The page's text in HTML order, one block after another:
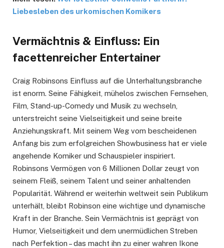
Liebesleben des urkomischen Komikers
Vermächtnis & Einfluss: Ein
facettenreicher Entertainer
Craig Robinsons Einfluss auf die Unterhaltungsbranche
ist enorm. Seine Fähigkeit, mühelos zwischen Fernsehen,
Film, Stand-up-Comedy und Musik zu wechseln,
unterstreicht seine Vielseitigkeit und seine breite
Anziehungskraft. Mit seinem Weg vom bescheidenen
Anfang bis zum erfolgreichen Showbusiness hat er viele
angehende Komiker und Schauspieler inspiriert.
Robinsons Vermögen von 6 Millionen Dollar zeugt von
seinem Fleiß, seinem Talent und seiner anhaltenden
Popularität. Während er weiterhin weltweit sein Publikum
unterhält, bleibt Robinson eine wichtige und dynamische
Kraft in der Branche. Sein Vermächtnis ist geprägt von
Humor, Vielseitigkeit und dem unermüdlichen Streben
nach Perfektion – das macht ihn zu einer wahren Ikone